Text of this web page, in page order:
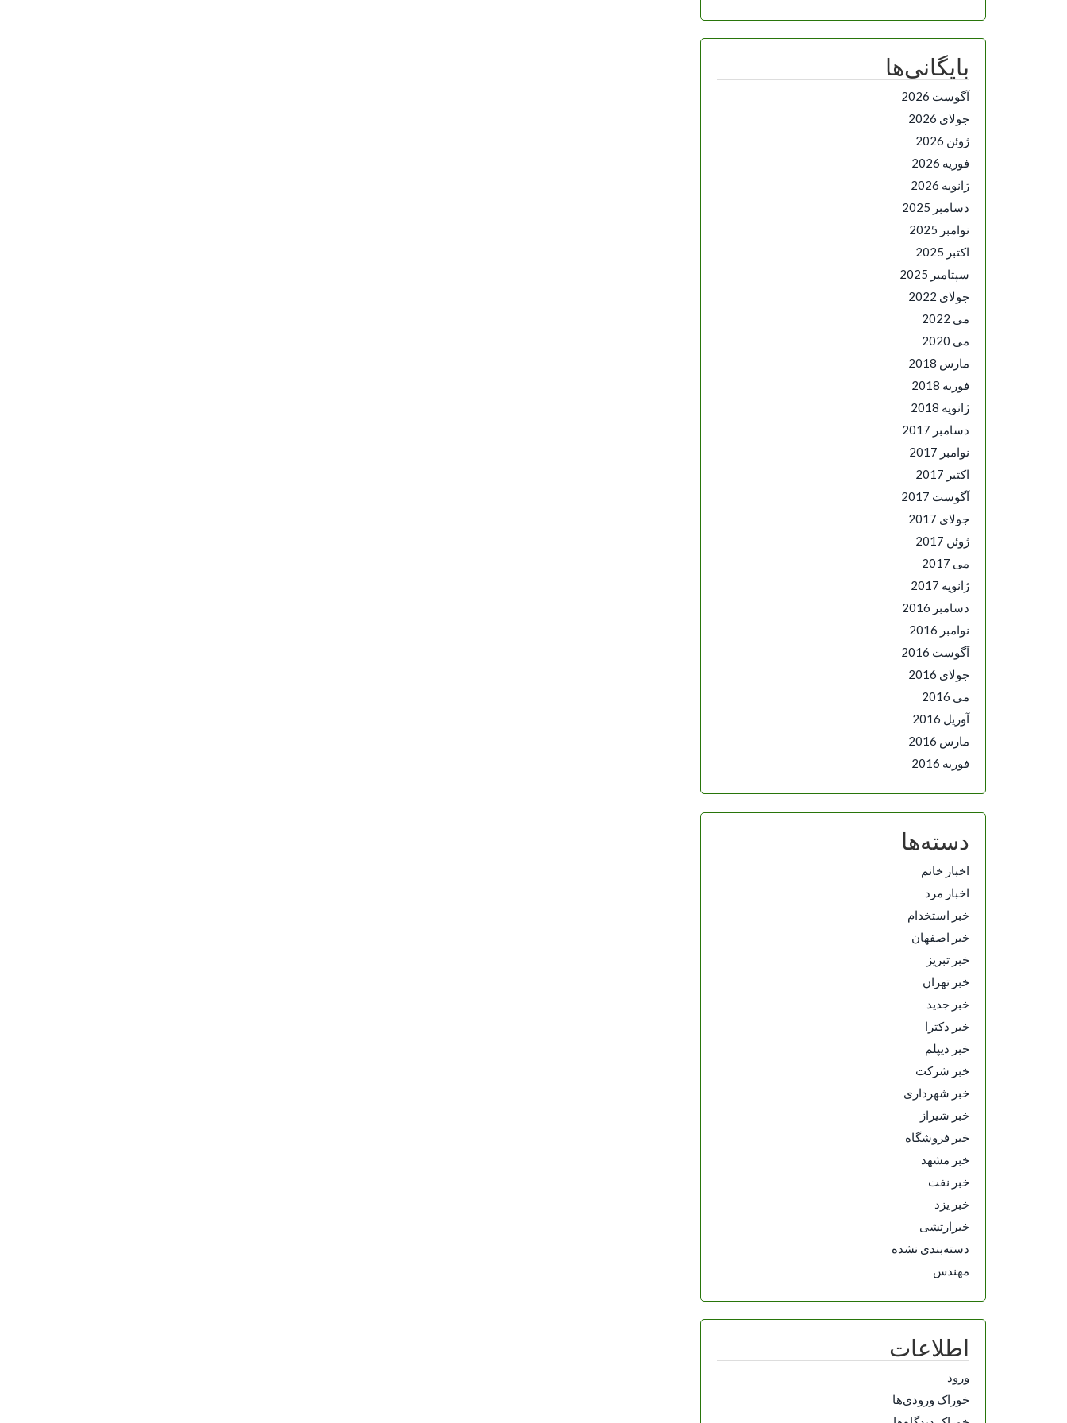
بایگانی‌ها
آگوست 2026
جولای 2026
ژوئن 2026
فوریه 2026
ژانویه 2026
دسامبر 2025
نوامبر 2025
اکتبر 2025
سپتامبر 2025
جولای 2022
می 2022
می 2020
مارس 2018
فوریه 2018
ژانویه 2018
دسامبر 2017
نوامبر 2017
اکتبر 2017
آگوست 2017
جولای 2017
ژوئن 2017
می 2017
ژانویه 2017
دسامبر 2016
نوامبر 2016
آگوست 2016
جولای 2016
می 2016
آوریل 2016
مارس 2016
فوریه 2016
دسته‌ها
اخبار خانم
اخبار مرد
خبر استخدام
خبر اصفهان
خبر تبریز
خبر تهران
خبر جدید
خبر دکترا
خبر دیپلم
خبر شرکت
خبر شهرداری
خبر شیراز
خبر فروشگاه
خبر مشهد
خبر نفت
خبر یزد
خبرارتشی
دسته‌بندی نشده
مهندس
اطلاعات
ورود
خوراک ورودی‌ها